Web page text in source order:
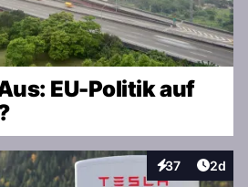
EU-Politik auf
37
Interaktionen
2d